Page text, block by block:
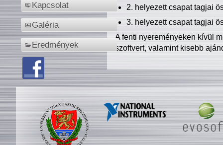
Kapcsolat
Galéria
Eredmények
2. helyezett csapat tagjai
3. helyezett csapat tagjai
A fenti nyereményeken kívül
szoftvert, valamint kisebb